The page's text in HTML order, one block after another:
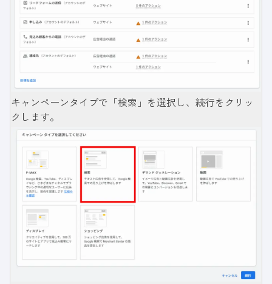
キャンペーンタイプで「検索」を選択し、続行をクリッ
クします。